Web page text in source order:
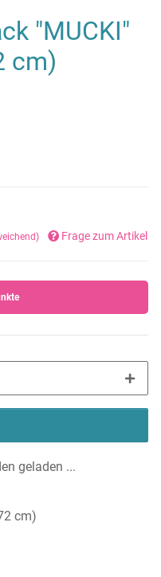
"MUCKI"
cm)
cm)
Frage zum Artikel
geladen ...